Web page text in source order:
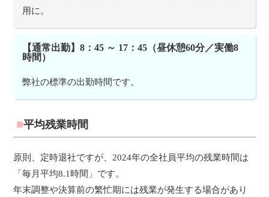
用に。
【通常出勤】8：45 ～ 17：45（昼休憩60分／実働8
時間）
弊社の標準の出勤時間です。
平均残業時間
原則、定時退社ですが、2024年の全社員平均の残業時間は
「毎月平均8.1時間」です。
年末調整や決算前の繁忙期には残業が発生する場合があり